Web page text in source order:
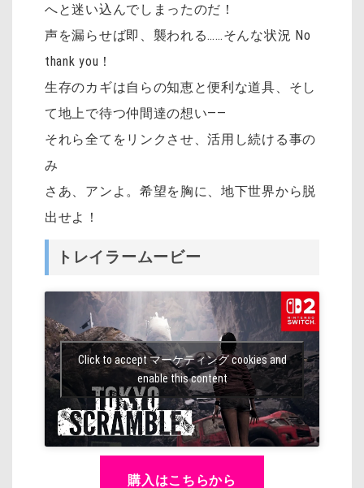
へと迷い込んでしまったのだ！
声を漏らせば即、襲われる……そんな状況 No
thank you！
生存のカギは自らの知恵と便利な道具、そし
て地上で待つ仲間達の想い――
それら全てをリンクさせ、活用し続ける事の
み
さあ、アンよ。希望を胸に、地下世界から脱
出せよ！
トレイラームービー
Click to accept マーケティング cookies and
enable this content
購入はこちらから